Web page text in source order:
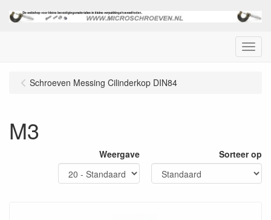
Menu
Schroeven Messing Cilinderkop DIN84
M3
Weergave Sorteer op